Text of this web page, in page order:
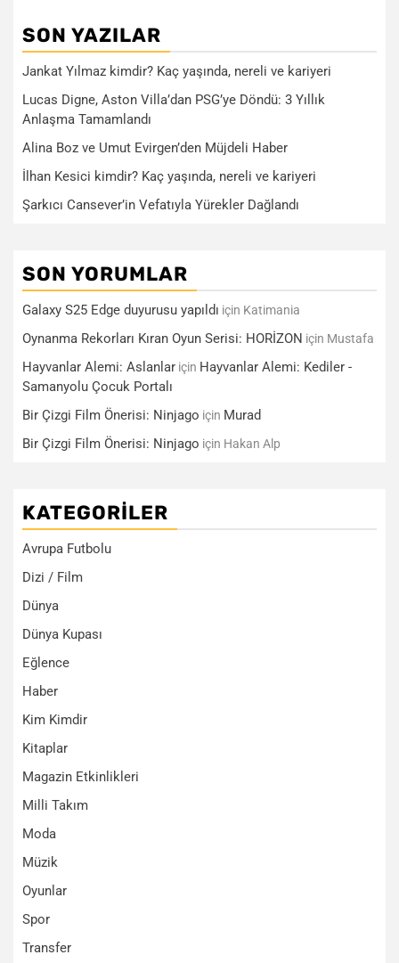
SON YAZILAR
Jankat Yılmaz kimdir? Kaç yaşında, nereli ve kariyeri
Lucas Digne, Aston Villa’dan PSG’ye Döndü: 3 Yıllık
Anlaşma Tamamlandı
Alina Boz ve Umut Evirgen’den Müjdeli Haber
İlhan Kesici kimdir? Kaç yaşında, nereli ve kariyeri
Şarkıcı Cansever’in Vefatıyla Yürekler Dağlandı
SON YORUMLAR
Galaxy S25 Edge duyurusu yapıldı için Katimania
Oynanma Rekorları Kıran Oyun Serisi: HORİZON için Mustafa
Hayvanlar Alemi: Aslanlar için Hayvanlar Alemi: Kediler -
Samanyolu Çocuk Portalı
Bir Çizgi Film Önerisi: Ninjago için Murad
Bir Çizgi Film Önerisi: Ninjago için Hakan Alp
KATEGORILER
Avrupa Futbolu
Dizi / Film
Dünya
Dünya Kupası
Eğlence
Haber
Kim Kimdir
Kitaplar
Magazin Etkinlikleri
Milli Takım
Moda
Müzik
Oyunlar
Spor
Transfer